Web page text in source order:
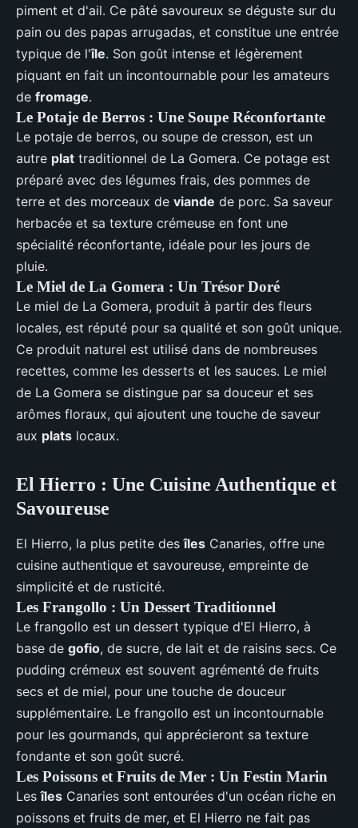
piment et d'ail. Ce pâté savoureux se déguste sur du
pain ou des papas arrugadas, et constitue une entrée
typique de l'île. Son goût intense et légèrement
piquant en fait un incontournable pour les amateurs
de fromage.
Le Potaje de Berros : Une Soupe Réconfortante
Le potaje de berros, ou soupe de cresson, est un
autre plat traditionnel de La Gomera. Ce potage est
préparé avec des légumes frais, des pommes de
terre et des morceaux de viande de porc. Sa saveur
herbacée et sa texture crémeuse en font une
spécialité réconfortante, idéale pour les jours de
pluie.
Le Miel de La Gomera : Un Trésor Doré
Le miel de La Gomera, produit à partir des fleurs
locales, est réputé pour sa qualité et son goût unique.
Ce produit naturel est utilisé dans de nombreuses
recettes, comme les desserts et les sauces. Le miel
de La Gomera se distingue par sa douceur et ses
arômes floraux, qui ajoutent une touche de saveur
aux plats locaux.
El Hierro : Une Cuisine Authentique et
Savoureuse
El Hierro, la plus petite desîles Canaries, offre une
cuisine authentique et savoureuse, empreinte de
simplicité et de rusticité.
Les Frangollo : Un Dessert Traditionnel
Le frangollo est un dessert typique d'El Hierro, à
base de gofio, de sucre, de lait et de raisins secs. Ce
pudding crémeux est souvent agrémenté de fruits
secs et de miel, pour une touche de douceur
supplémentaire. Le frangollo est un incontournable
pour les gourmands, qui apprécieront sa texture
fondante et son goût sucré.
Les Poissons et Fruits de Mer : Un Festin Marin
Lesîles Canaries sont entourées d'un océan riche en
poissons et fruits de mer, et El Hierro ne fait pas